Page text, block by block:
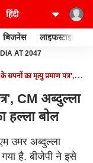
बिजनेस लाइफस्टाइल
AT 2047
सपनों का मृत्यु प्रमाण पत्र',
CM अब्दुल्ला
हल्ला बोल
उमर अब्दुल्ला
है. बीजेपी ने इसे